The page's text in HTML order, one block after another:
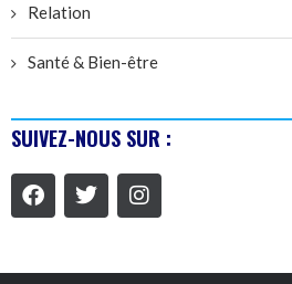
Relation
Santé & Bien-être
SUIVEZ-NOUS SUR :